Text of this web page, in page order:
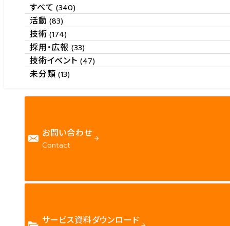
すべて(340)
活動(83)
技術(174)
採用・広報 (33)
技術イベント (47)
未分類(13)
お問い合わせ
Contact
サービス資料ダウンロード